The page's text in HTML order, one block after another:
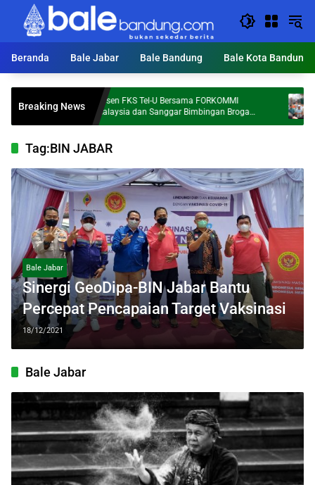
Langsung
konten
Beranda
Bale Jabar Bale Bandung Bale Kota Bandung
Breaking NewsDosen FKS Tel-U Bersama FORKOMMI
Malaysia dan Sanggar Bimbingan Broga
Perkuat Kolaborasi Internasional melalui
KDS
Ton
Tag:BIN JABAR
Bale Jabar
Sinergi GeoDipa-BIN Jabar Bantu
Percepat Pencapaian Target Vaksinasi
18/12/2021
Bale Jabar